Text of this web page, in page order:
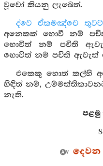
වූවෝ කියනු ලැබෙත්.
ද්වෙ ඒකමඤ්චෙ
අනෙකක් හොවී නම්
හොවිත් නම් පචිති
හොවිත් නම් පචිති ඇවැත්
එකෙකු හොත් කල්හි
හිඳිත් නම්,
නැති.
පළමු